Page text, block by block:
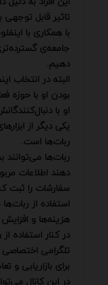
تاثیر قابل توجهی
با همکاری با
جامعه‌ی
دهیم.
البته در انتخاب
بودن او با حوزه
او با
یکی دیگر از
ربات‌ها است.
ربات‌ها می‌توانند
دهند اطلاعات
سفارشات را ثبت
استفاده از
هزینه‌ها و
در کنار استفاده
تلگرامی
برای بازاریابی و
در این کانال